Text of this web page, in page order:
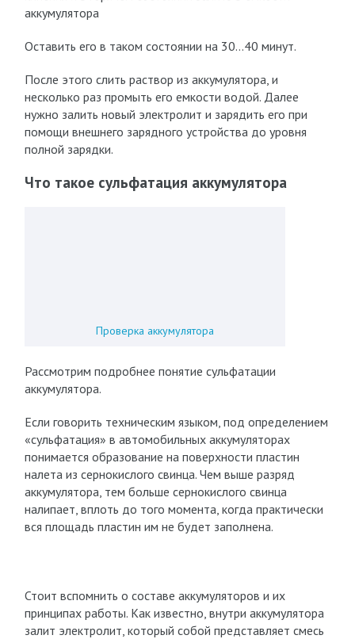
аккумулятора
Оставить его в таком состоянии на 30…40 минут.
После этого слить раствор из аккумулятора, и
несколько раз промыть его емкости водой. Далее
нужно залить новый электролит и зарядить его при
помощи внешнего зарядного устройства до уровня
полной зарядки.
Что такое сульфатация аккумулятора
Проверка аккумулятора
Рассмотрим подробнее понятие сульфатации
аккумулятора.
Если говорить техническим языком, под определением
«сульфатация» в автомобильных аккумуляторах
понимается образование на поверхности пластин
налета из сернокислого свинца. Чем выше разряд
аккумулятора, тем больше сернокислого свинца
налипает, вплоть до того момента, когда практически
вся площадь пластин им не будет заполнена.
Стоит вспомнить о составе аккумуляторов и их
принципах работы. Как известно, внутри аккумулятора
залит электролит, который собой представляет смесь